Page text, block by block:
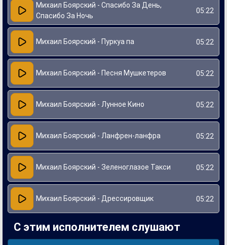
Михаил Боярский - Спасибо За День,
Спасибо За Ночь
05:22
Михаил Боярский - Пуркуа па 05:22
Михаил Боярский - Песня Мушкетеров 05:22
Михаил Боярский - Лунное Кино 05:22
Михаил Боярский - Ланфрен-ланфра 05:22
Михаил Боярский - Зеленоглазое Такси 05:22
Михаил Боярский - Дрессировщик 05:22
С этим исполнителем слушают